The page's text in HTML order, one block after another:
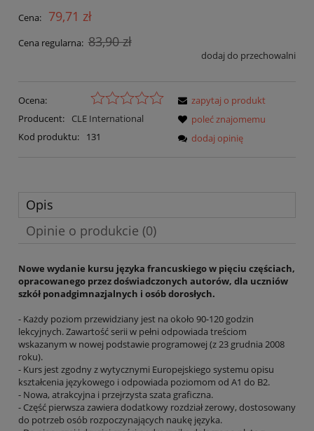
Cena: 79,71 zł
Cena regularna: 83,90 zł
dodaj do przechowalni
Ocena:
Producent:
CLE International
Kod produktu:
131
zapytaj o produkt
poleć znajomemu
dodaj opinię
Opis
Opinie o produkcie (0)
Nowe wydanie kursu języka francuskiego w pięciu częściach,
opracowanego przez doświadczonych autorów, dla uczniów
szkół ponadgimnazjalnych i osób dorosłych.
- Każdy poziom przewidziany jest na około 90-120 godzin
lekcyjnych. Zawartość serii w pełni odpowiada treściom
wskazanym w nowej podstawie programowej (z 23 grudnia 2008
roku).
- Kurs jest zgodny z wytycznymi Europejskiego systemu opisu
kształcenia językowego i odpowiada poziomom od A1 do B2.
- Nowa, atrakcyjna i przejrzysta szata graficzna.
- Część pierwsza zawiera dodatkowy rozdział zerowy, dostosowany
do potrzeb osób rozpoczynających naukę języka.